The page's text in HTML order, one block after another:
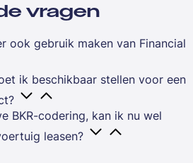
vragen
ook gebruik maken van Financial
ik beschikbaar stellen voor een
BKR-codering, kan ik nu wel
leasen?